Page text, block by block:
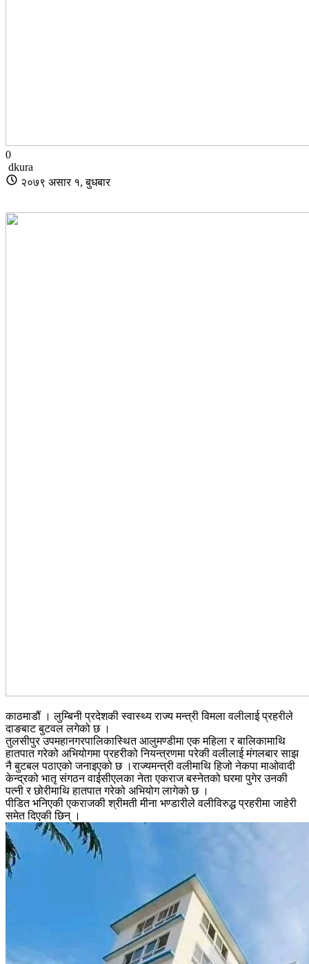
0
dkura
२०७९ असार १, बुधबार
काठमाडौं । लुम्बिनी प्रदेशकी स्वास्थ्य राज्य मन्त्री विमला वलीलाई प्रहरीले
दाङबाट बुटवल लगेको छ ।
तुलसीपुर उपमहानगरपालिकास्थित आलुमण्डीमा एक महिला र बालिकामाथि
हातपात गरेको अभियोगमा प्रहरीको नियन्त्रणमा परेकी वलीलाई मंगलबार साझ
नै बुटबल पठाएको जनाइएको छ ।राज्यमन्त्री वलीमाथि हिजो नेकपा माओवादी
केन्द्रको भातृ संगठन वाईसीएलका नेता एकराज बस्नेतको घरमा पुगेर उनकी
पत्नी र छोरीमाथि हातपात गरेको अभियोग लागेको छ ।
पीडित भनिएकी एकराजकी श्रीमती मीना भण्डारीले वलीविरुद्ध प्रहरीमा जाहेरी
समेत दिएकी छिन् ।